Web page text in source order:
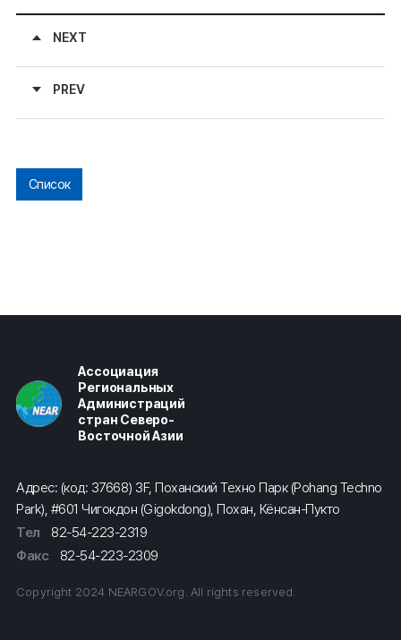
NEXT
PREV
Список
Ассоциация
Региональных
Администраций
стран Северо-
Восточной Азии
Адрес: (код: 37668) 3F, Поханский Техно Парк (Pohang Techno
Park), #601 Чигокдон (Gigokdong), Похан, Кёнсан-Пукто
Тел
82-54-223-2319
Факс
82-54-223-2309
Copyright 2024 NEARGOV.org. All rights reserved.